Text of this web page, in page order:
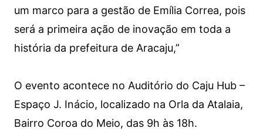
um marco para a gestão de Emília Correa, pois
será a primeira ação de inovação em toda a
história da prefeitura de Aracaju,”
O evento acontece no Auditório do Caju Hub –
Espaço J. Inácio, localizado na Orla da Atalaia,
Bairro Coroa do Meio, das 9h às 18h.